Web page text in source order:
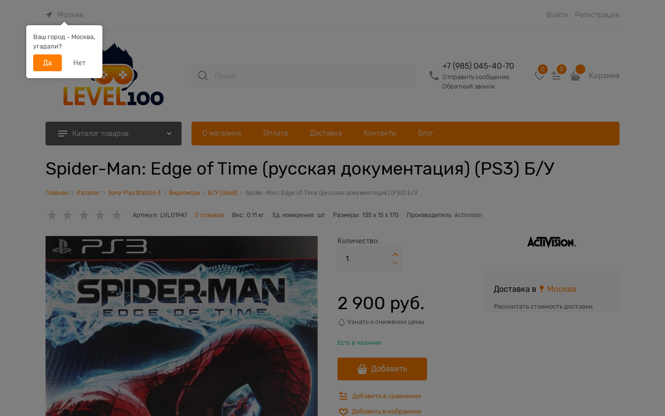
Москва Войти Регистрация
+7 (985) 045-40-70
Отправить сообщение
Обратный звонок
0 0
Корзина
Каталог товаров О магазине Оплата Доставка Контакты Блог
Spider-Man: Edge of Time (русская документация) (PS3) Б/У
Главная Каталог Sony PlayStation 3 Видеоигры Б/У (Used) Spider-Man: Edge of Time (русская документация) (PS3) Б/У
Артикул: LVL01947 0 отзывов Вес: 0.11 кг. Ед. измерения: шт Размеры: 135x 15x 170 Производитель: Activision
Количество:
2 900 руб.
Узнать о снижении цены
Есть в наличии
Добавить
Добавить в сравнение
Добавить в избранное
Доставка в Москва
Рассчитать стоимость доставки
Ваш город - Москва,
угадали?
Да Нет